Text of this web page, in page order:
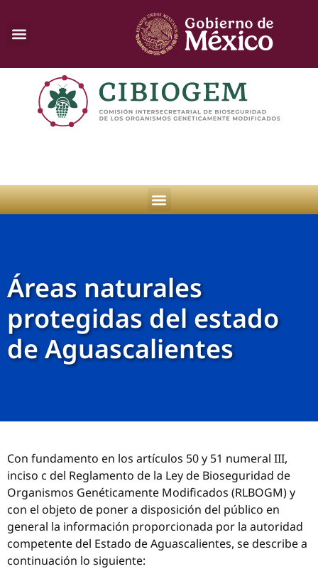
Áreas naturales
protegidas del estado
de Aguascalientes
Con fundamento en los artículos 50 y 51 numeral III,
inciso c del Reglamento de la Ley de Bioseguridad de
Organismos Genéticamente Modificados (RLBOGM) y
con el objeto de poner a disposición del público en
general la información proporcionada por la autoridad
competente del Estado de Aguascalientes, se describe a
continuación lo siguiente: